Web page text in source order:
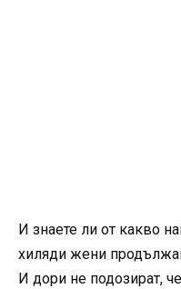
И знаете ли от какво
хиляди жени
И дори не подозират,